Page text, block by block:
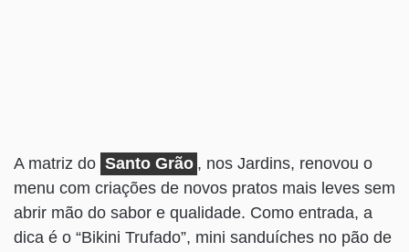
A matriz do Santo Grão , nos Jardins, renovou o
menu com criações de novos pratos mais leves sem
abrir mão do sabor e qualidade. Como entrada, a
dica é o “Bikini Trufado”, mini sanduíches no pão de